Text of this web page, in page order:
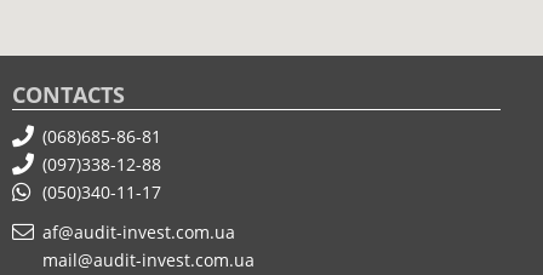
CONTACTS
(068)685-86-81
(097)338-12-88
(050)340-11-17
af@audit-invest.com.ua
mail@audit-invest.com.ua